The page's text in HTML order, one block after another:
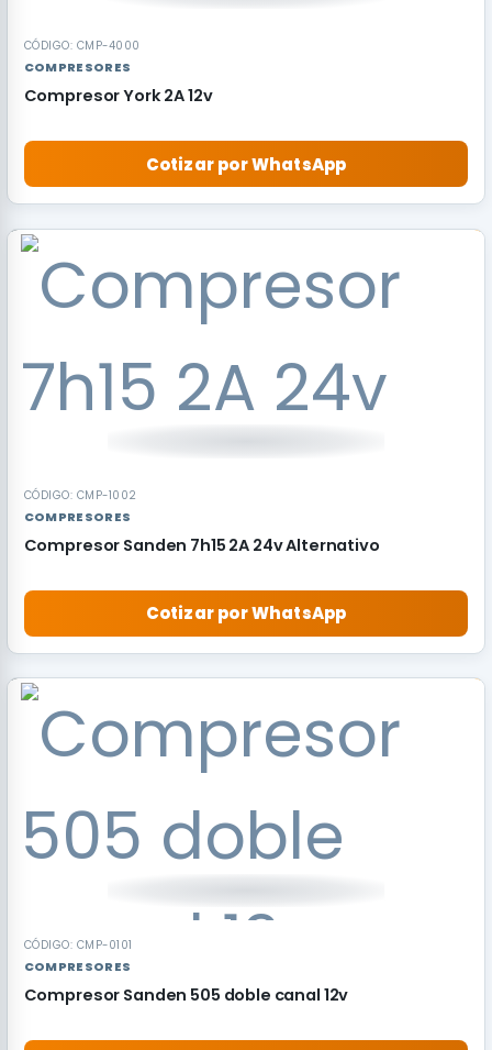
CÓDIGO: CMP-4000
COMPRESORES
Compresor York 2A 12v
Cotizar por WhatsApp
CÓDIGO: CMP-1002
COMPRESORES
Compresor Sanden 7h15 2A 24v Alternativo
Cotizar por WhatsApp
CÓDIGO: CMP-0101
COMPRESORES
Compresor Sanden 505 doble canal 12v